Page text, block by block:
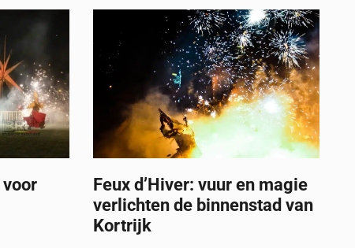
Feux d’Hiver: vuur en magie
verlichten de binnenstad van
Kortrijk